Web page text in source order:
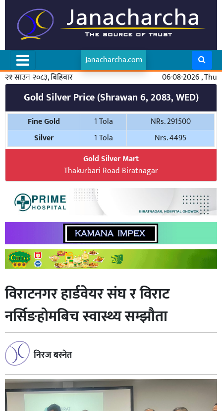
Janacharcha.com
२१ साउन २०८३, बिहिबार
06-08-2026 , Thu
Gold Silver Price (Shrawan 6, 2083, WED)
Fine Gold 1 Tola
NRs. 291500
Silver
1 Tola
Nrs. 4495
Gold Silver Mart
Thakurbari Road Biratnagar
विराटनगर हार्डवेयर संघ र विराट
नर्सिङहोमबिच स्वास्थ्य सम्झौता
निरज बस्नेत